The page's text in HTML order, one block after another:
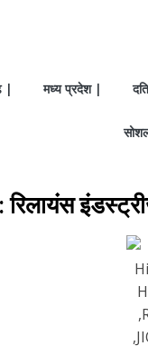
| मध्य प्रदेश |